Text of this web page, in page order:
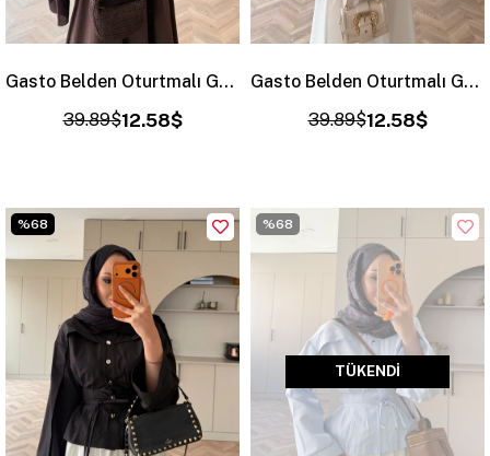
Gasto Belden Oturtmalı Gömlek Bej (2015)
12.58$
39.89$
Gasto Belden Oturtmalı Gömlek Mürdüm (2015)
12.58$
39.89$
%68
TÜKENDI
%68